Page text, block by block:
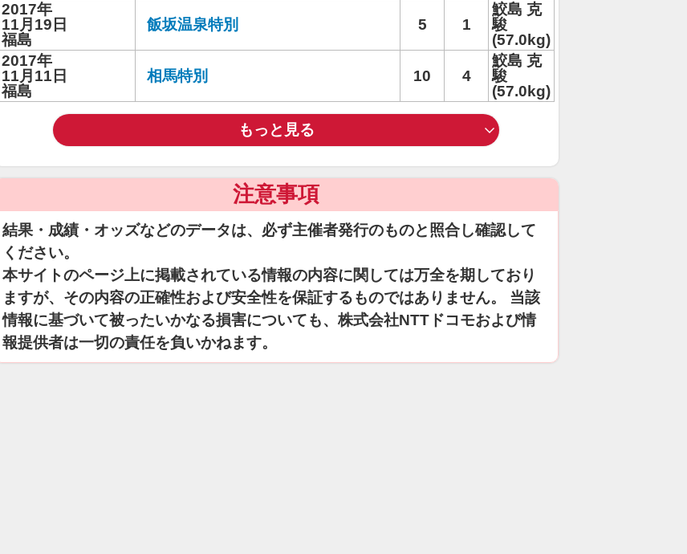
2017年
11月19日
福島
飯坂温泉特別 5 1
鮫島 克
駿
(57.0kg)
2017年
11月11日
福島
相馬特別 10 4
鮫島 克
駿
(57.0kg)
もっと見る
注意事項
結果・成績・オッズなどのデータは、必ず主催者発行のものと照合し確認して
ください。
本サイトのページ上に掲載されている情報の内容に関しては万全を期しており
ますが、その内容の正確性および安全性を保証するものではありません。 当該
情報に基づいて被ったいかなる損害についても、株式会社NTTドコモおよび情
報提供者は一切の責任を負いかねます。